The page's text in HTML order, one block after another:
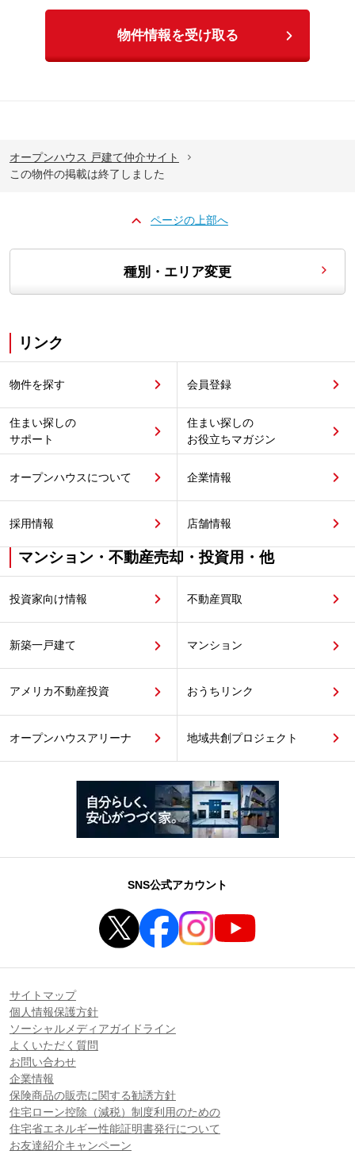
物件情報を受け取る
オープンハウス 戸建て仲介サイト
この物件の掲載は終了しました
ページの上部へ
種別・エリア変更
リンク
物件を探す 会員登録
住まい探しの
サポート
住まい探しの
お役立ちマガジン
オープンハウスについて 企業情報
採用情報 店舗情報
マンション・不動産売却・投資用・他
投資家向け情報 不動産買取
新築一戸建て マンション
アメリカ不動産投資 おうちリンク
オープンハウスアリーナ 地域共創プロジェクト
SNS公式アカウント
サイトマップ
個人情報保護方針
ソーシャルメディアガイドライン
よくいただく質問
お問い合わせ
企業情報
保険商品の販売に関する勧誘方針
住宅ローン控除（減税）制度利用のための
住宅省エネルギー性能証明書発行について
お友達紹介キャンペーン